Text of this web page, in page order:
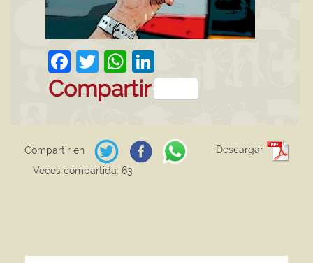
Facebook
TwitterWhatsApp
Compartir
Compartir en
Descargar
Veces compartida: 63